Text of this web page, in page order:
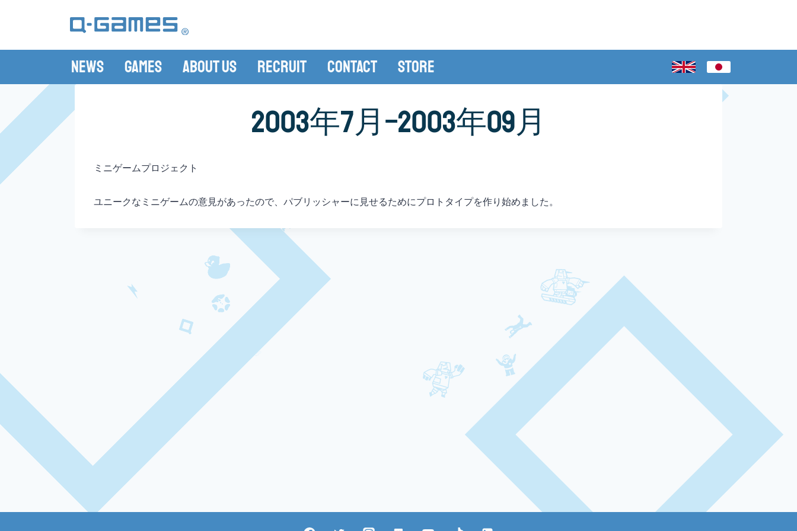
News Games About Us Recruit Contact Store
2003年7月−2003年09月
ミニゲームプロジェクト
ユニークなミニゲームの意見があったので、パブリッシャーに見せるためにプロトタイプを作り始めました。